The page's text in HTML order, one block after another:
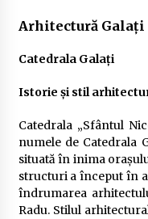
Arhitectură Galați
Catedrala Galați
Istorie și stil
Catedrala „Sfântul
numele de Catedrala
situată în inima
structuri a început în
îndrumarea
Radu. Stilul